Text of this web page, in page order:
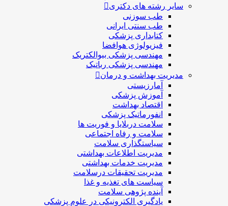
سایر رشته های دکتری
طب سوزنی
طب سنتی ایرانی
کتابداری پزشکی
فیزیولوژی هوافضا
مهندسی پزشکی بیوالکتریک
مهندسی پزشکی رباتیک
مدیریت بهداشت و درمان
آمارزیستی
آموزش پزشکی
اقتصاد بهداشت
انفورماتیک پزشکی
سلامت دربلايا و فوريت ها
سلامت و رفاه اجتماعی
سیاستگذاری سلامت
مدیریت اطلاعات بهداشتی
مدیریت خدمات بهداشتی
مدیریت تحقیقات درسلامت
سیاست های تغذیه و غذا
آینده پژوهی سلامت
یادگیری الکترونیکی در علوم پزشکی